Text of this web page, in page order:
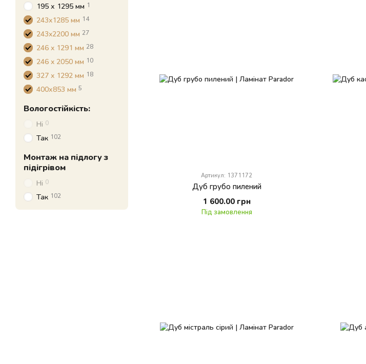
Артикул: 1371172
Дуб грубо пилений
1 600.00 грн
Під замовлення
195 х 1295 мм 1
243x1285 мм 14
243x2200 мм 27
246 x 1291 мм 28
246 x 2050 мм 10
327 x 1292 мм 18
400х853 мм 5
Вологостійкість:
Ні 0
Так 102
Монтаж на підлогу з
підігрівом
Ні 0
Так 102